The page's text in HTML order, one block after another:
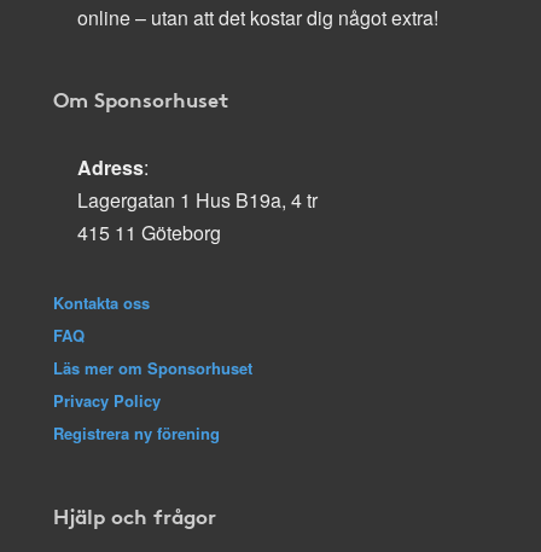
online – utan att det kostar dig något extra!
Om Sponsorhuset
Adress:
Lagergatan 1 Hus B19a, 4 tr
415 11 Göteborg
Kontakta oss
FAQ
Läs mer om Sponsorhuset
Privacy Policy
Registrera ny förening
Hjälp och frågor